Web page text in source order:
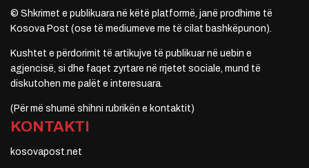
© Shkrimet e publikuara në këtë platformë, janë prodhime të
Kosova Post (ose të mediumeve me të cilat bashkëpunon).
Kushtet e përdorimit të artikujve të publikuar në uebin e
agjencisë, si dhe faqet zyrtare në rrjetet sociale, mund të
diskutohen me palët e interesuara.
(Për më shumë shihni rubrikën e kontaktit)
KONTAKTI
kosovapost.net